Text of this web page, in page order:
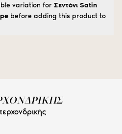
9.95€
variation for Σεντόνι Satin
before adding this product to